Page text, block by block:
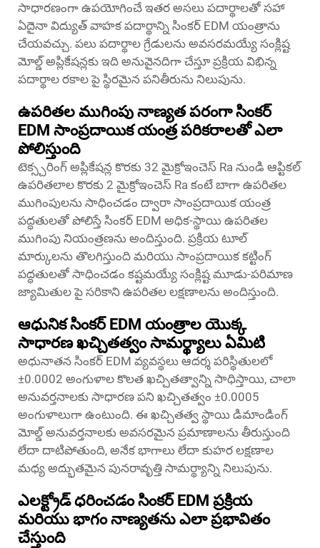
సాధారణంగా ఉపయోగించే ఇతర అసలు పదార్థాలతో సహా
ఏదైనా విద్యుత్ వాహక పదార్థాన్ని సింకర్ EDM యంత్రాను
చేయవచ్చు. పలు పదార్థాల గ్రేడులను అవసరమయ్యే సంక్లిష్ట
మోల్డ్ అప్లికేషన్లకు ఇది అనువైనదిగా చేస్తూ ప్రక్రియ విభిన్న
పదార్థాల రకాల పై స్థిరమైన పనితీరును నిలుపును.
ఉపరితల ముగింపు నాణ్యత పరంగా సింకర్
EDM సాంప్రదాయిక యంత్ర పరికరాలతో ఎలా
పోలిస్తుంది
టెక్స్చరింగ్ అప్లికేషన్ల కొరకు 32 మైక్రోఇంచెస్ Ra నుండి ఆప్టికల్
ఉపరితలాల కొరకు 2 మైక్రోఇంచెస్ Ra కంటే బాగా ఉపరితల
ముగింపులను సాధించడం ద్వారా సాంప్రదాయిక యంత్ర
పద్ధతులతో పోలిస్తే సింకర్ EDM అధిక-స్థాయి ఉపరితల
ముగింపు నియంత్రణను అందిస్తుంది. ప్రక్రియ టూల్
మార్కులను తొలగిస్తుంది మరియు సాంప్రదాయిక కట్టింగ్
పద్ధతులతో సాధించడం కష్టమయ్యే సంక్లిష్ట మూడు-పరిమాణ
జ్యామితుల పై సరికాని ఉపరితల లక్షణాలను అందిస్తుంది.
ఆధునిక సింకర్ EDM యంత్రాల యొక్క
సాధారణ ఖచ్చితత్వం సామర్థ్యాలు ఏమిటి
అధునాతన సింకర్ EDM వ్యవస్థలు ఆదర్శ పరిస్థితులలో
±0.0002 అంగుళాల కొలత ఖచ్చితత్వాన్ని సాధిస్తాయి, చాలా
అనువర్తనాలకు సాధారణ పని ఖచ్చితత్వం ±0.0005
అంగుళాలుగా ఉంటుంది. ఈ ఖచ్చితత్వ స్థాయి డిమాండింగ్
మోల్డ్ అనువర్తనాలకు అవసరమైన ప్రమాణాలను తీరుస్తుంది
లేదా దాటిపోతుంది, అనేక భాగాలు లేదా కుహర లక్షణాల
మధ్య అద్భుతమైన పునరావృత్తి సామర్థ్యాన్ని నిలుపును.
ఎలక్ట్రోడ్ ధరించడం సింకర్ EDM ప్రక్రియ
మరియు భాగం నాణ్యతను ఎలా ప్రభావితం
చేస్తుంది